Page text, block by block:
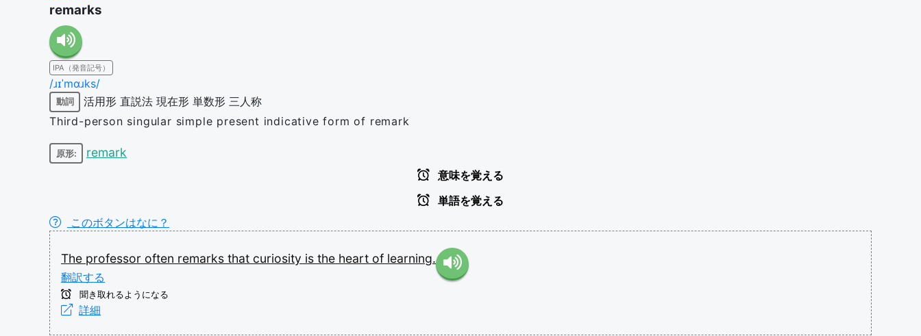
remarks
IPA（発音記号）
/ɹɪˈmɑɹks/
動詞 活用形 直説法 現在形 単数形 三人称
Third-person singular simple present indicative form of remark
原形: remark
意味を覚える
単語を覚える
このボタンはなに？
The professor often remarks that curiosity is the heart of learning.
翻訳する
聞き取れるようになる
詳細